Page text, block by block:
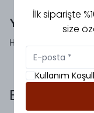
Yorumlar
Henüz yorum
Bunlara da
İlk siparişte
size
Kullanım